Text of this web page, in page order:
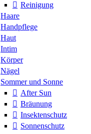
Reinigung
Haare
Handpflege
Haut
Intim
Körper
Nägel
Sommer und Sonne
After Sun
Bräunung
Insektenschutz
Sonnenschutz